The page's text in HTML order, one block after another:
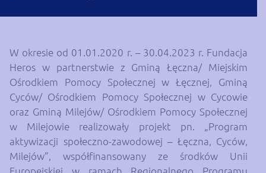
W okresie od 01.01.2020 r. – 30.04.2023 r. Fundacja
Heros w partnerstwie z Gminą Łęczna/ Miejskim
Ośrodkiem Pomocy Społecznej w Łęcznej, Gminą
Cyców/ Ośrodkiem Pomocy Społecznej w Cycowie
oraz Gminą Milejów/ Ośrodkiem Pomocy Społecznej
w Milejowie realizowały projekt pn. „Program
aktywizacji społeczno-zawodowej – Łęczna, Cyców,
Milejów”, współfinansowany ze środków Unii
Europejskiej w ramach Regionalnego Programu